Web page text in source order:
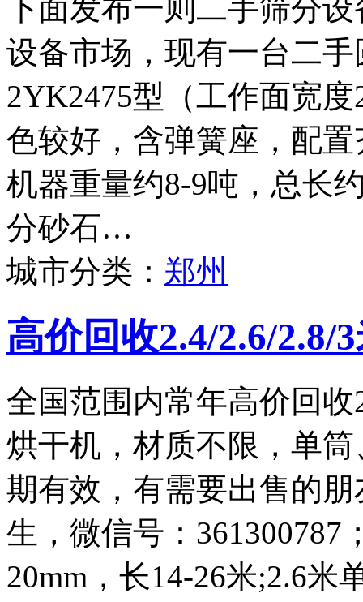
下面发布一则二手筛分
设备市场，现有一台二
2YK2475型（工作面宽
色较好，含弹簧座，配
机器重量约8-9吨，总长
分砂石…
城市分类： 郑州
高价回收2.4/2.6/2.8/
全国范围内常年高价回收
烘干机，材质不限，单
期有效，有需要出售的朋
生，微信号：361300787
20mm，长14-26米;2.6米